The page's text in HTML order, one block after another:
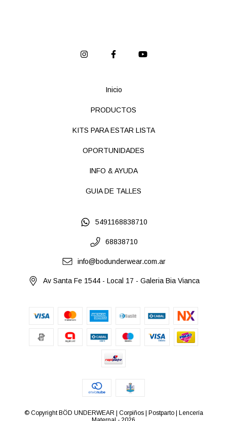
Inicio
PRODUCTOS
KITS PARA ESTAR LISTA
OPORTUNIDADES
INFO & AYUDA
GUIA DE TALLES
5491168838710
68838710
info@bodunderwear.com.ar
Av Santa Fe 1544 - Local 17 - Galeria Bia Vianca
© Copyright BÖD UNDERWEAR | Corpiños | Postparto | Lencería